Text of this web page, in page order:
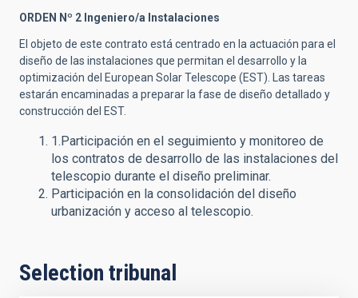
ORDEN Nº 2 Ingeniero/a Instalaciones
El objeto de este contrato está centrado en la actuación para el
diseño de las instalaciones que permitan el desarrollo y la
optimización del European Solar Telescope (EST). Las tareas
estarán encaminadas a preparar la fase de diseño detallado y
construcción del EST.
1.Participación en el seguimiento y monitoreo de
los contratos de desarrollo de las instalaciones del
telescopio durante el diseño preliminar.
Participación en la consolidación del diseño
urbanización y acceso al telescopio.
Selection tribunal